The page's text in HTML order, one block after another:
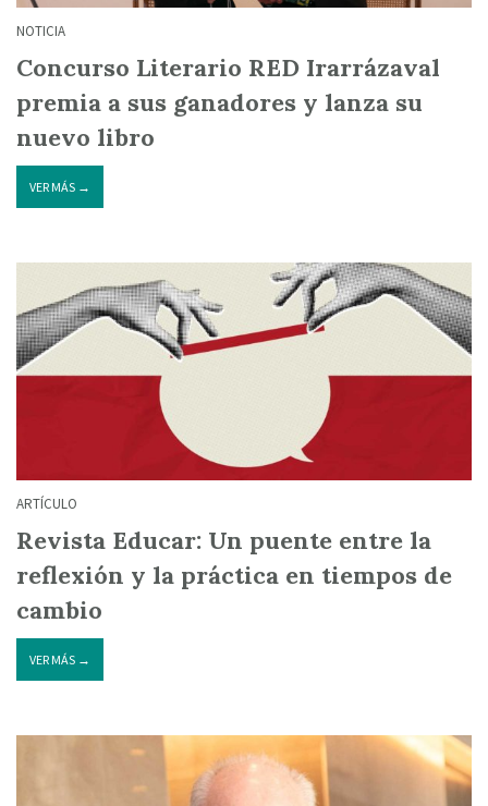
NOTICIA
Concurso Literario RED Irarrázaval
premia a sus ganadores y lanza su
nuevo libro
VER MÁS →
ARTÍCULO
Revista Educar: Un puente entre la
reflexión y la práctica en tiempos de
cambio
VER MÁS →